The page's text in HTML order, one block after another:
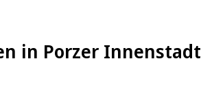
in Porzer Innenstadt